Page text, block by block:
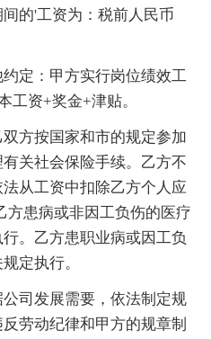
的'工资为：税前人民币
定：甲方实行岗位绩效工
工资+奖金+津贴。
方按国家和市的规定参加
关社会保险手续。乙方不
从工资中扣除乙方个人应
方患病或非因工负伤的医疗
。乙方患职业病或因工负
定执行。
司发展需要，依法制定规
劳动纪律和甲方的规章制